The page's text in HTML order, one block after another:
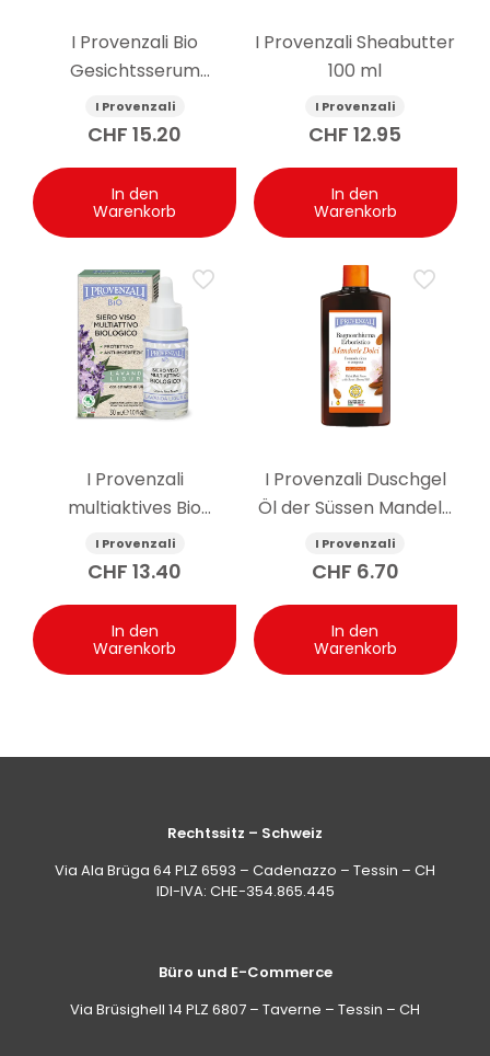
I Provenzali Bio
Gesichtsserum
multiaktiv Rosa
Mosqueta 30 ml
I Provenzali
CHF 15.20
In den
Warenkorb
I Provenzali Sheabutter
100 ml
I Provenzali
CHF 12.95
In den
Warenkorb
I Provenzali
multiaktives Bio
Gesichtsserum
Ligurischer Lavendel 30
I Provenzali
CHF 13.40
In den
Warenkorb
I Provenzali Duschgel
Öl der Süssen Mandeln
400 ml
I Provenzali
CHF 6.70
In den
Warenkorb
Rechtssitz – Schweiz
Via Ala Brüga 64 PLZ 6593 – Cadenazzo – Tessin – CH
IDI-IVA: CHE-354.865.445
Büro und E-Commerce
Via Brüsighell 14 PLZ 6807 – Taverne – Tessin – CH